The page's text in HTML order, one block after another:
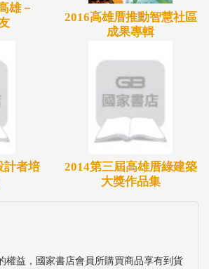
雄－
2016高雄厝推動智慧社區
成果專輯
計者培
2014第三屆高雄厝綠建築
大獎作品集
權益，國家書店會員所購買商品享有到貨